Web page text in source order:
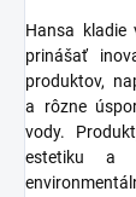
Hansa kladie
prinášať
produktov,
a rôzne
vody.
estetiku a